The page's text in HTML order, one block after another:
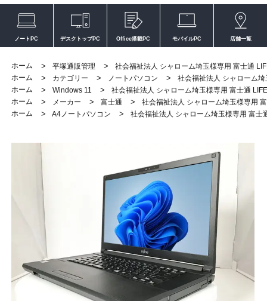
ノートPC デスクトップPC Office搭載PC モバイルPC 店舗一覧
ホーム > 平塚通販管理 >
社会福祉法人 シャローム埼玉様専用 富士通
ホーム
> カテゴリー > ノートパソコン >
社会福祉法人 シャローム
ホーム
> Windows 11 >
社会福祉法人 シャローム埼玉様専用 富士通
ホーム
> メーカー > 富士通 >
社会福祉法人 シャローム埼玉様専用
ホーム
> A4ノートパソコン > 社会福祉法人 シャローム埼玉様専用 富